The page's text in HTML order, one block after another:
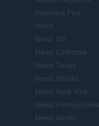
Investing Plus
Newz
Newz US
Newz California
Newz Texas
Newz Florida
Newz New York
Newz Pennsylvania
Newz Illinois